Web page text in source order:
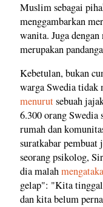
Muslim sebagai
menggambarkan
wanita. Juga
merupakan
Kebetulan, bukan
warga Swedia tidak
menurutsebuah
6.300 orang Swedia
rumah dan
suratkabar pembuat
seorang psikolog,
dia malah
gelap": "Kita tinggal
dan kita belum